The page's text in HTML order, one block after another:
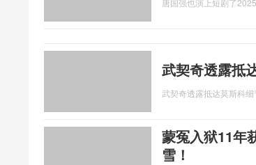
唐国强也演上短剧了
武契奇透露抵
武契奇透露抵达莫斯科细
蒙冤入狱11年
雪！